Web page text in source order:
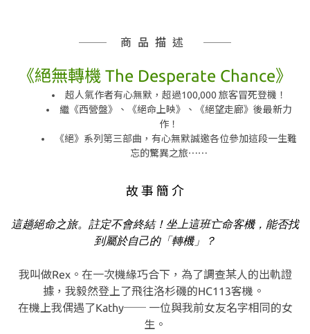
商品描述
《絕無轉機 The Desperate Chance》
超人氣作者有心無默，超過100,000 旅客冒死登機！
繼《西營盤》、《絕命上映》、《絕望走廊》後最新力
作！
《絕》系列第三部曲，有心無默誠邀各位參加這段一生難
忘的驚異之旅⋯⋯
故 事 簡 介
這趟絕命之旅。註定不會終結！坐上這班亡命客機，能否找
到屬於自己的「轉機」？
我叫做Rex。在一次機緣巧合下，為了調查某人的出軌證
據，我毅然登上了飛往洛杉磯的HC113客機。
在機上我偶遇了Kathy── 一位與我前女友名字相同的女
生。